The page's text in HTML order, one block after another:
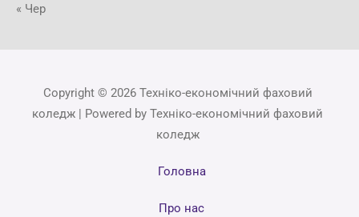
« Чер
Copyright © 2026 Техніко-економічний фаховий
коледж | Powered by Техніко-економічний фаховий
коледж
Головна
Про нас